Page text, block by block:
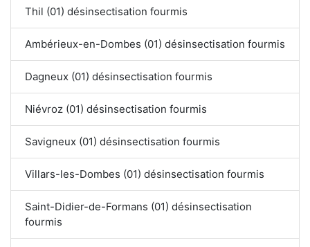
Thil (01) désinsectisation fourmis
Ambérieux-en-Dombes (01) désinsectisation fourmis
Dagneux (01) désinsectisation fourmis
Niévroz (01) désinsectisation fourmis
Savigneux (01) désinsectisation fourmis
Villars-les-Dombes (01) désinsectisation fourmis
Saint-Didier-de-Formans (01) désinsectisation
fourmis